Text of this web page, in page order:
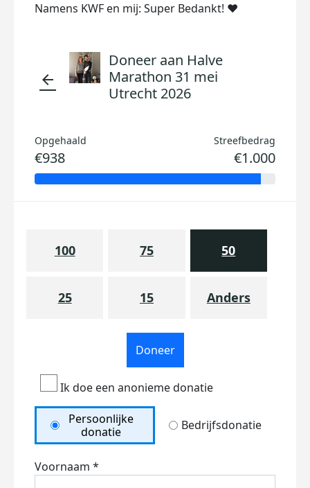
Namens KWF en mij: Super Bedankt! ❤️
arrow_back
Doneer aan Halve
Marathon 31 mei
Utrecht 2026
Opgehaald
€938
Streefbedrag
€1.000
100 75 50
25 15 Anders
Doneer
Ik doe een anonieme donatie
Persoonlijke
donatie
Bedrijfsdonatie
Voornaam *